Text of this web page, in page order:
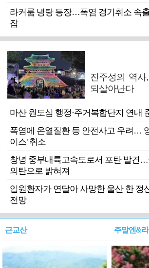
라커룸 냉탕 등장…폭염 경기취소 속
잡
진주성의 역
되살아난다
마산 원도심 행정·주거복합단지 연내
폭염에 온열질환 등 안전사고 우려…
이스' 취소
창녕 중부내륙고속도로서 포탄 발견
의탄으로 밝혀져
입원환자가 연달아 사망한 울산 한 정
전망
근교산 주말엔&